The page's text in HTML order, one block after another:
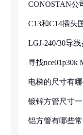
CONOSTAN公
C13和C14插头
LGJ-240/30导
寻找nce01p30k
电梯的尺寸有
镀锌方管尺寸
铝方管有哪些